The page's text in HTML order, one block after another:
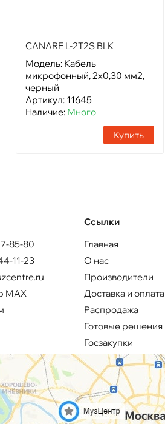
CANARE L-2T2S BLK
Модель: Кабель
микрофонный, 2х0,30 мм2,
черный
Артикул: 11645
Наличие: Много
Купить
85-80
11-23
MAX
Ссылки
Главная
О нас
Производители
Доставка и оплата
Распродажа
Готовые решения
Госзакупки